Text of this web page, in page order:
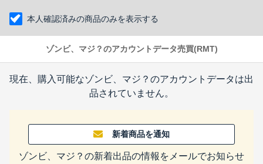
本人確認済みの商品のみを表示する
ゾンビ、マジ？のアカウントデータ売買(RMT)
現在、購入可能なゾンビ、マジ？のアカウントデータは出
品されていません。
新着商品を通知
ゾンビ、マジ？の新着出品の情報をメールでお知らせ